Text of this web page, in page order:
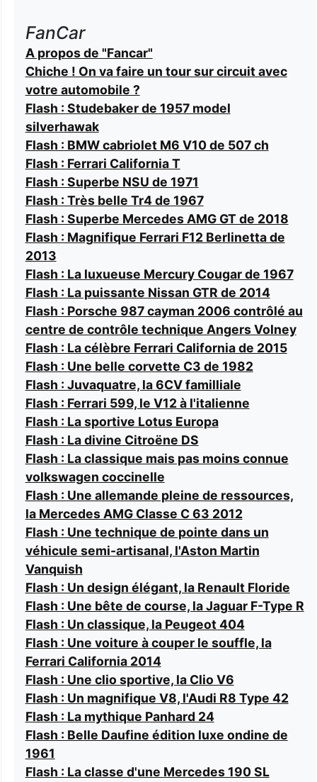
FanCar
A propos de "Fancar"
Chiche ! On va faire un tour sur circuit avec
votre automobile ?
Flash : Studebaker de 1957 model
silverhawak
Flash : BMW cabriolet M6 V10 de 507 ch
Flash : Ferrari California T
Flash : Superbe NSU de 1971
Flash : Très belle Tr4 de 1967
Flash : Superbe Mercedes AMG GT de 2018
Flash : Magnifique Ferrari F12 Berlinetta de
2013
Flash : La luxueuse Mercury Cougar de 1967
Flash : La puissante Nissan GTR de 2014
Flash : Porsche 987 cayman 2006 contrôlé au
centre de contrôle technique Angers Volney
Flash : La célèbre Ferrari California de 2015
Flash : Une belle corvette C3 de 1982
Flash : Juvaquatre, la 6CV familliale
Flash : Ferrari 599, le V12 à l'italienne
Flash : La sportive Lotus Europa
Flash : La divine Citroëne DS
Flash : La classique mais pas moins connue
volkswagen coccinelle
Flash : Une allemande pleine de ressources,
la Mercedes AMG Classe C 63 2012
Flash : Une technique de pointe dans un
véhicule semi-artisanal, l'Aston Martin
Vanquish
Flash : Un design élégant, la Renault Floride
Flash : Une bête de course, la Jaguar F-Type R
Flash : Un classique, la Peugeot 404
Flash : Une voiture à couper le souffle, la
Ferrari California 2014
Flash : Une clio sportive, la Clio V6
Flash : Un magnifique V8, l'Audi R8 Type 42
Flash : La mythique Panhard 24
Flash : Belle Daufine édition luxe ondine de
1961
Flash : La classe d'une Mercedes 190 SL